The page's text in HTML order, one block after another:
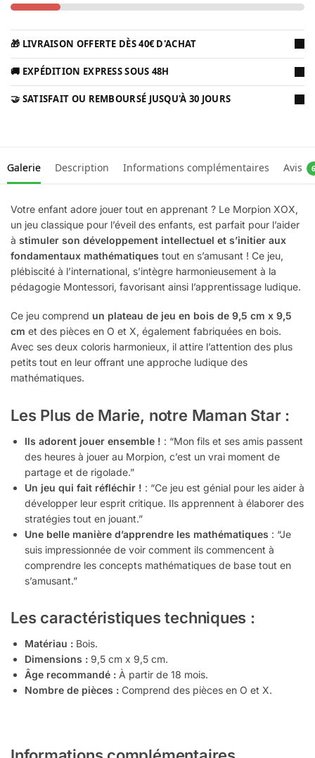
🎁 LIVRAISON OFFERTE DÈS 40€ D'ACHAT
🚚 EXPÉDITION EXPRESS SOUS 48H
🤝 SATISFAIT OU REMBOURSÉ JUSQU'À 30 JOURS
Galerie Description Informations complémentaires Avis 6
Votre enfant adore jouer tout en apprenant ? Le Morpion XOX,
un jeu classique pour l’éveil des enfants, est parfait pour l’aider
à stimuler son développement intellectuel et s’initier aux
fondamentaux mathématiques tout en s’amusant ! Ce jeu,
plébiscité à l’international, s’intègre harmonieusement à la
pédagogie Montessori, favorisant ainsi l’apprentissage ludique.
Ce jeu comprend un plateau de jeu en bois de 9,5 cm x 9,5
cm et des pièces en O et X, également fabriquées en bois.
Avec ses deux coloris harmonieux, il attire l’attention des plus
petits tout en leur offrant une approche ludique des
mathématiques.
Les Plus de Marie, notre Maman Star :
Ils adorent jouer ensemble ! : “Mon fils et ses amis passent
des heures à jouer au Morpion, c’est un vrai moment de
partage et de rigolade.”
Un jeu qui fait réfléchir ! : “Ce jeu est génial pour les aider à
développer leur esprit critique. Ils apprennent à élaborer des
stratégies tout en jouant.”
Une belle manière d’apprendre les mathématiques : “Je
suis impressionnée de voir comment ils commencent à
comprendre les concepts mathématiques de base tout en
s’amusant.”
Les caractéristiques techniques :
Matériau : Bois.
Dimensions : 9,5 cm x 9,5 cm.
Âge recommandé : À partir de 18 mois.
Nombre de pièces : Comprend des pièces en O et X.